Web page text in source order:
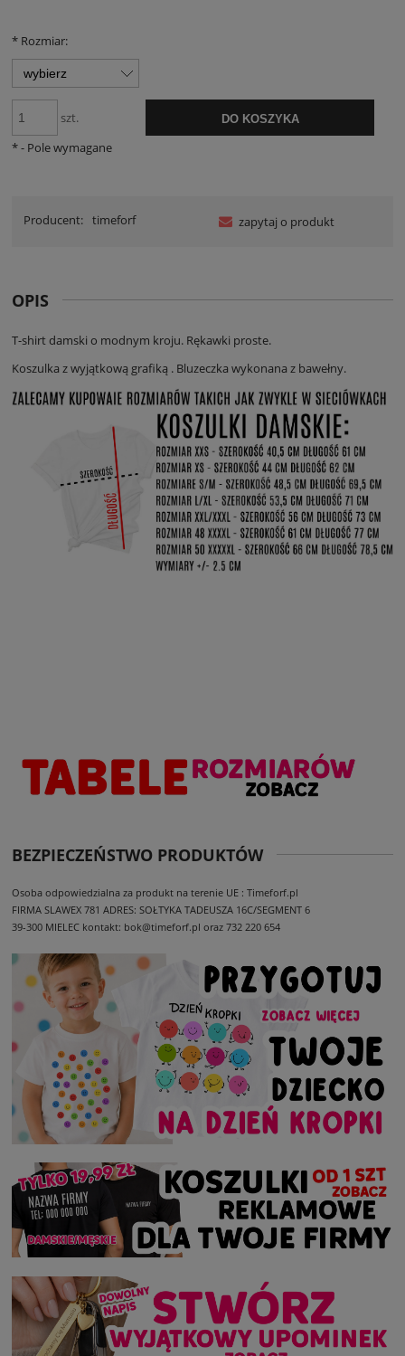
* Rozmiar:
szt. DO KOSZYKA
*- Pole wymagane
Producent: timeforf zapytaj o produkt
OPIS
T-shirt damski o modnym kroju. Rękawki proste.
Koszulka z wyjątkową grafiką . Bluzeczka wykonana z bawełny.
BEZPIECZEŃSTWO PRODUKTÓW
Osoba odpowiedzialna za produkt na terenie UE : Timeforf.pl
FIRMA SLAWEX 781 ADRES: SOŁTYKA TADEUSZA 16C/SEGMENT 6
39-300 MIELEC kontakt: bok@timeforf.pl oraz 732 220 654